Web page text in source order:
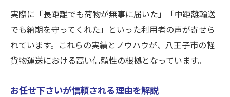
実際に「長距離でも荷物が無事に届いた」「中距離輸送
でも納期を守ってくれた」といった利用者の声が寄せら
れています。これらの実績とノウハウが、八王子市の軽
貨物運送における高い信頼性の根拠となっています。
お任せ下さいが信頼される理由を解説